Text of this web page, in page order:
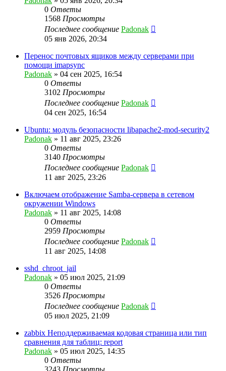
0 Ответы
1568 Просмотры
Последнее сообщение Padonak
05 янв 2026, 20:34
Перенос почтовых ящиков между серверами при
помощи imapsync
Padonak » 04 сен 2025, 16:54
0 Ответы
3102 Просмотры
Последнее сообщение Padonak
04 сен 2025, 16:54
Ubuntu: модуль безопасности libapache2-mod-security2
Padonak » 11 авг 2025, 23:26
0 Ответы
3140 Просмотры
Последнее сообщение Padonak
11 авг 2025, 23:26
Включаем отображение Samba-сервера в сетевом
окружении Windows
Padonak » 11 авг 2025, 14:08
0 Ответы
2959 Просмотры
Последнее сообщение Padonak
11 авг 2025, 14:08
sshd_chroot_jail
Padonak » 05 июл 2025, 21:09
0 Ответы
3526 Просмотры
Последнее сообщение Padonak
05 июл 2025, 21:09
zabbix Неподдерживаемая кодовая страница или тип
сравнения для таблиц: report
Padonak » 05 июл 2025, 14:35
0 Ответы
3243 Просмотры